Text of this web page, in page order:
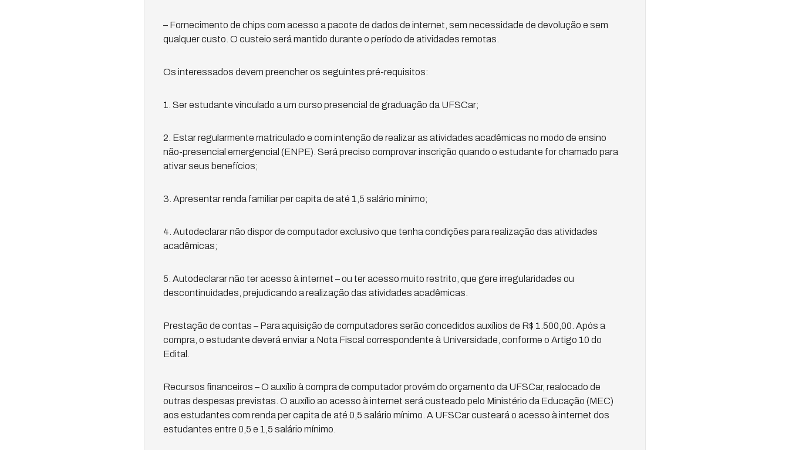
– Fornecimento de chips com acesso a pacote de dados de internet, sem necessidade de devolução e sem
qualquer custo. O custeio será mantido durante o período de atividades remotas.
Os interessados devem preencher os seguintes pré-requisitos:
1. Ser estudante vinculado a um curso presencial de graduação da UFSCar;
2. Estar regularmente matriculado e com intenção de realizar as atividades acadêmicas no modo de ensino
não-presencial emergencial (ENPE). Será preciso comprovar inscrição quando o estudante for chamado para
ativar seus benefícios;
3. Apresentar renda familiar per capita de até 1,5 salário mínimo;
4. Autodeclarar não dispor de computador exclusivo que tenha condições para realização das atividades
acadêmicas;
5. Autodeclarar não ter acesso à internet – ou ter acesso muito restrito, que gere irregularidades ou
descontinuidades, prejudicando a realização das atividades acadêmicas.
Prestação de contas – Para aquisição de computadores serão concedidos auxílios de R$ 1.500,00. Após a
compra, o estudante deverá enviar a Nota Fiscal correspondente à Universidade, conforme o Artigo 10 do
Edital.
Recursos financeiros – O auxílio à compra de computador provém do orçamento da UFSCar, realocado de
outras despesas previstas. O auxílio ao acesso à internet será custeado pelo Ministério da Educação (MEC)
aos estudantes com renda per capita de até 0,5 salário mínimo. A UFSCar custeará o acesso à internet dos
estudantes entre 0,5 e 1,5 salário mínimo.